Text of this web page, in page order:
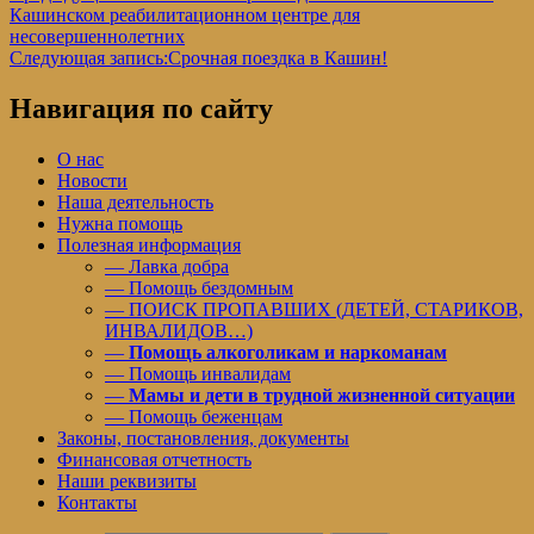
Кашинском реабилитационном центре для
несовершеннолетних
Следующая запись:Срочная поездка в Кашин!
Навигация по сайту
О нас
Новости
Наша деятельность
Нужна помощь
Полезная информация
— Лавка добра
— Помощь бездомным
— ПОИСК ПРОПАВШИХ (ДЕТЕЙ, СТАРИКОВ,
ИНВАЛИДОВ…)
— Помощь алкоголикам и наркоманам
— Помощь инвалидам
— Мамы и дети в трудной жизненной ситуации
— Помощь беженцам
Законы, постановления, документы
Финансовая отчетность
Наши реквизиты
Контакты